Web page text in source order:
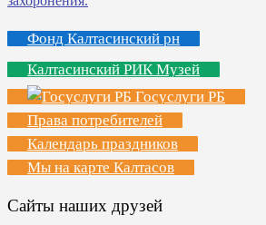
Фонд Калтасинский рн
Калтасинский РИК Музей
Госуслуги РБ
Права потребителей
Календарь праздников
Мы на карте Калтасов
Сайты наших друзей